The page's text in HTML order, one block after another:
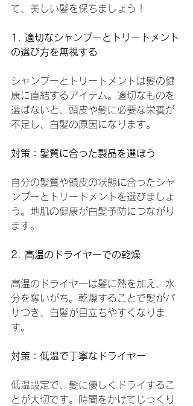
て、美しい髪を保ちましょう！
1. 適切なシャンプーとトリートメント
の選び方を無視する
シャンプーとトリートメントは髪の健
康に直結するアイテム。適切なものを
選ばないと、頭皮や髪に必要な栄養が
不足し、白髪の原因になります。
対策：髪質に合った製品を選ぼう
自分の髪質や頭皮の状態に合ったシャ
ンプーとトリートメントを選びましょ
う。地肌の健康が白髪予防につながり
ます。
2. 高温のドライヤーでの乾燥
高温のドライヤーは髪に熱を加え、水
分を奪いがち。乾燥することで髪がパ
サつき、白髪が目立ちやすくなりま
す。
対策：低温で丁寧なドライヤー
低温設定で、髪に優しくドライするこ
とが大切です。時間をかけてじっくり